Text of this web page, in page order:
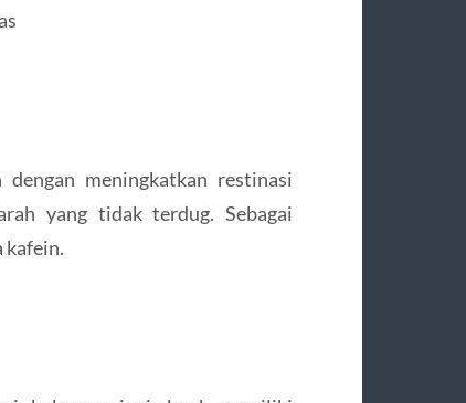
meningkatkan restinasi
yang tidak terdug. Sebagai
kafein.